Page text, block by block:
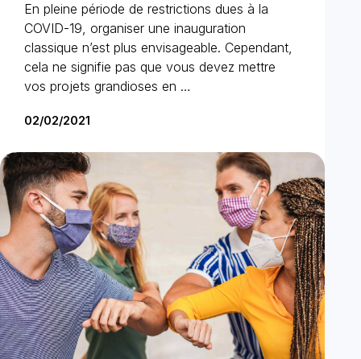
En pleine période de restrictions dues à la
COVID-19, organiser une inauguration
classique n’est plus envisageable. Cependant,
cela ne signifie pas que vous devez mettre
vos projets grandioses en …
02/02/2021